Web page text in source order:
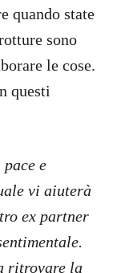
quando state
sono
le cose.
questi
e
vi aiuterà
ex partner
ritrovare la